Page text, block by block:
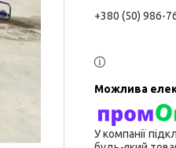
+380 (50) 986-
У компанії